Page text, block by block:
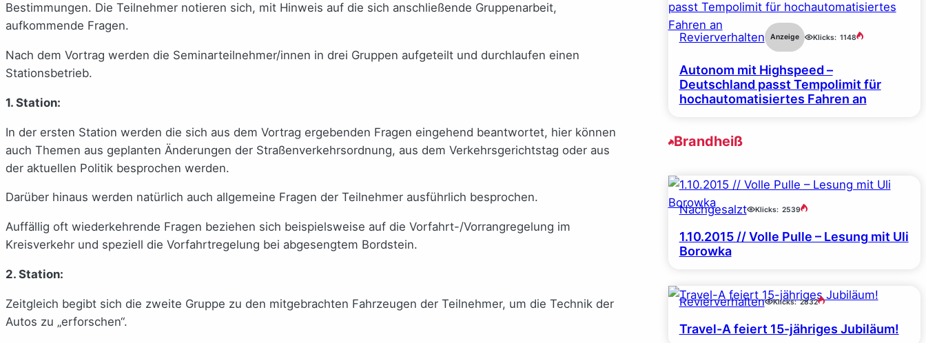
Bestimmungen. Die Teilnehmer notieren sich, mit Hinweis auf die sich anschließende Gruppenarbeit,
aufkommende Fragen.
Nach dem Vortrag werden die Seminarteilnehmer/innen in drei Gruppen aufgeteilt und durchlaufen einen
Stationsbetrieb.
1. Station:
In der ersten Station werden die sich aus dem Vortrag ergebenden Fragen eingehend beantwortet, hier können
auch Themen aus geplanten Änderungen der Straßenverkehrsordnung, aus dem Verkehrsgerichtstag oder aus
der aktuellen Politik besprochen werden.
Darüber hinaus werden natürlich auch allgemeine Fragen der Teilnehmer ausführlich besprochen.
Auffällig oft wiederkehrende Fragen beziehen sich beispielsweise auf die Vorfahrt-/Vorrangregelung im
Kreisverkehr und speziell die Vorfahrtregelung bei abgesengtem Bordstein.
2. Station:
Zeitgleich begibt sich die zweite Gruppe zu den mitgebrachten Fahrzeugen der Teilnehmer, um die Technik der
Autos zu „erforschen“.
Revierverhalten Anzeige Klicks: 1148
Autonom mit Highspeed –
Deutschland passt Tempolimit für
hochautomatisiertes Fahren an
Brandheiß
Nachgesalzt Klicks: 2539
1.10.2015 // Volle Pulle – Lesung mit Uli
Borowka
Revierverhalten Klicks: 2832
Travel-A feiert 15-jähriges Jubiläum!